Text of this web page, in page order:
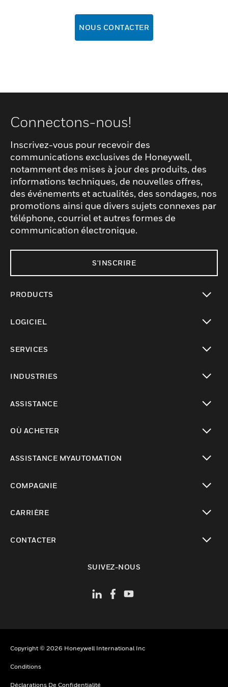
NOUS CONTACTER
Connectons-nous!
Inscrivez-vous pour recevoir des
communications exclusives de Honeywell,
notamment des mises à jour des produits, des
informations techniques, de nouvelles offres,
des événements et actualités, des sondages, nos
promotions ainsi que divers sujets connexes par
téléphone, courriel et autres formes de
communication électronique.
S'INSCRIRE
PRODUCTS
LOGICIEL
SERVICES
INDUSTRIES
ASSISTANCE
OÙ ACHETER
ASSISTANCE MYAUTOMATION
COMPAGNIE
CARRIÈRE
CONTACTER
SUIVEZ-NOUS
Copyright © 2026 Honeywell International Inc
Conditions
Déclarations De Confidentialité